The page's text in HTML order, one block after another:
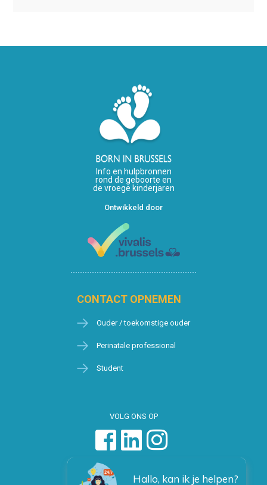
Info en hulpbronnen
rond de geboorte en
de vroege kinderjaren
Ontwikkeld door
CONTACT OPNEMEN
Ouder / toekomstige ouder
Perinatale professional
Student
VOLG ONS OP
Hallo, kan ik je helpen?